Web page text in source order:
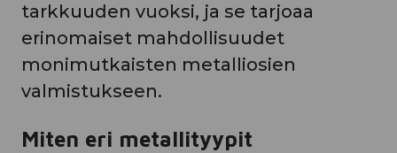
tarkkuuden vuoksi, ja se tarjoaa
erinomaiset mahdollisuudet
monimutkaisten metalliosien
valmistukseen.
Miten eri metallityypit